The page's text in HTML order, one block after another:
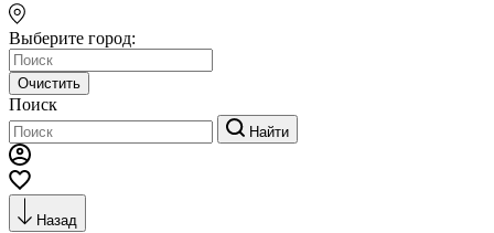
Выберите город:
Очистить
Поиск
Найти
Назад